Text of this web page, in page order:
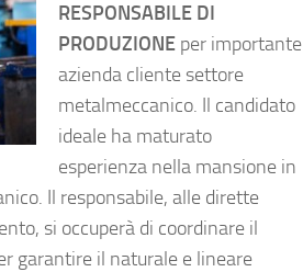
RESPONSABILE DI
PRODUZIONE per importante
azienda cliente settore
metalmeccanico. Il candidato
ideale ha maturato
esperienza nella mansione in
Il responsabile, alle dirette
si occuperà di coordinare il
garantire il naturale e lineare